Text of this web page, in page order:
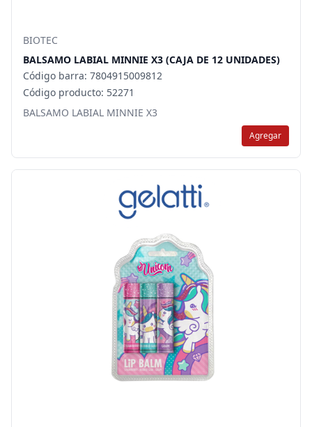
BIOTEC
BALSAMO LABIAL MINNIE X3 (CAJA DE 12 UNIDADES)
Código barra: 7804915009812
Código producto: 52271
BALSAMO LABIAL MINNIE X3
Agregar